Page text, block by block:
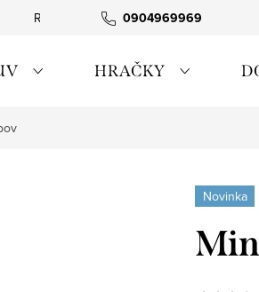
0904969969
Rýchla expedícia Tovar skladom
HRAČKY
Novinka